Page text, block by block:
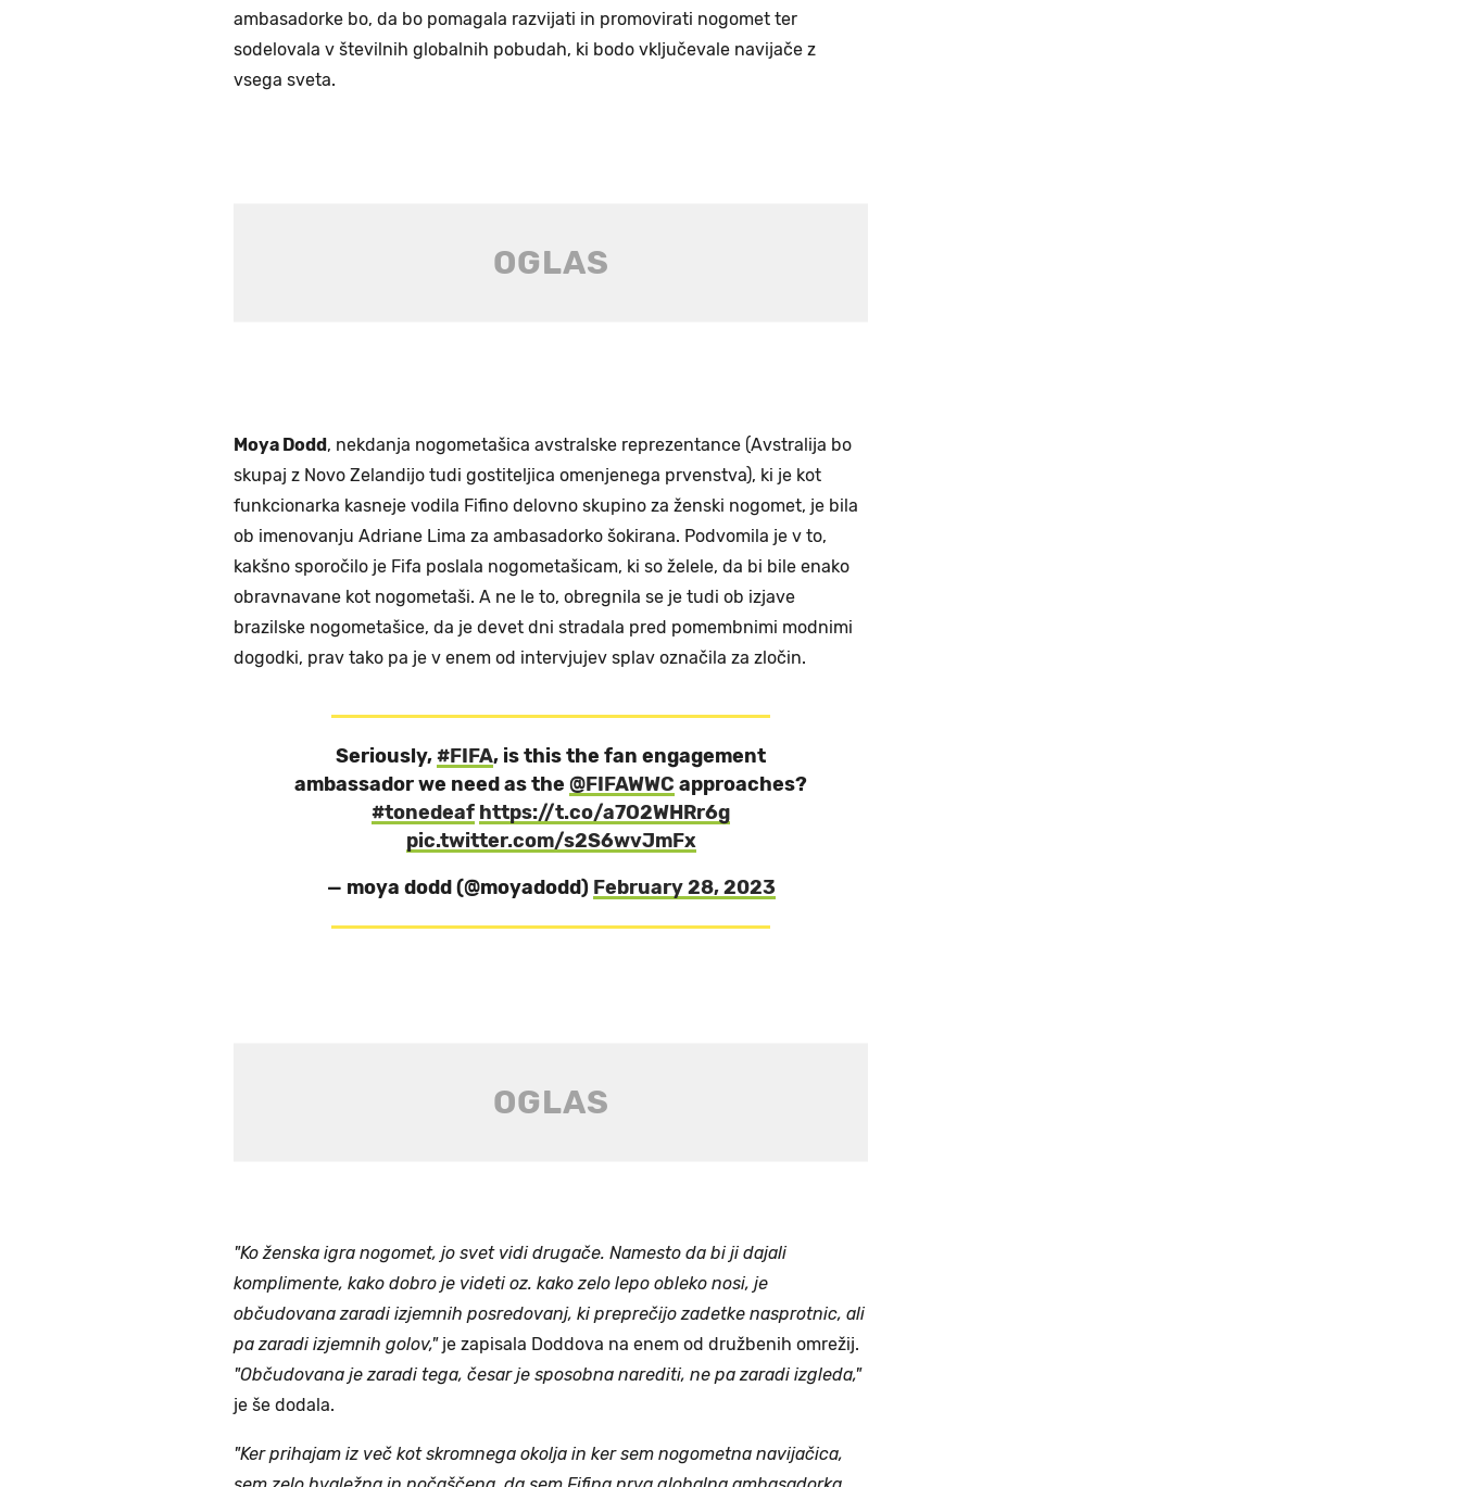
ambasadorke bo, da bo pomagala razvijati in promovirati nogomet ter
sodelovala v številnih globalnih pobudah, ki bodo vključevale navijače z
vsega sveta.
Moya Dodd, nekdanja nogometašica avstralske reprezentance (Avstralija bo
skupaj z Novo Zelandijo tudi gostiteljica omenjenega prvenstva), ki je kot
funkcionarka kasneje vodila Fifino delovno skupino za ženski nogomet, je bila
ob imenovanju Adriane Lima za ambasadorko šokirana. Podvomila je v to,
kakšno sporočilo je Fifa poslala nogometašicam, ki so želele, da bi bile enako
obravnavane kot nogometaši. A ne le to, obregnila se je tudi ob izjave
brazilske nogometašice, da je devet dni stradala pred pomembnimi modnimi
dogodki, prav tako pa je v enem od intervjujev splav označila za zločin.
Seriously,#FIFA, is this the fan engagement
ambassador we need as the @FIFAWWC approaches?
#tonedeaf https://t.co/a7O2WHRr6g
pic.twitter.com/s2S6wvJmFx
— moya dodd (@moyadodd) February 28, 2023
"Ko ženska igra nogomet, jo svet vidi drugače. Namesto da bi ji dajali
komplimente, kako dobro je videti oz. kako zelo lepo obleko nosi, je
občudovana zaradi izjemnih posredovanj, ki preprečijo zadetke nasprotnic, ali
pa zaradi izjemnih golov,"je zapisala Doddova na enem od družbenih omrežij.
"Občudovana je zaradi tega, česar je sposobna narediti, ne pa zaradi izgleda,"
je še dodala.
"Ker prihajam iz več kot skromnega okolja in ker sem nogometna navijačica,